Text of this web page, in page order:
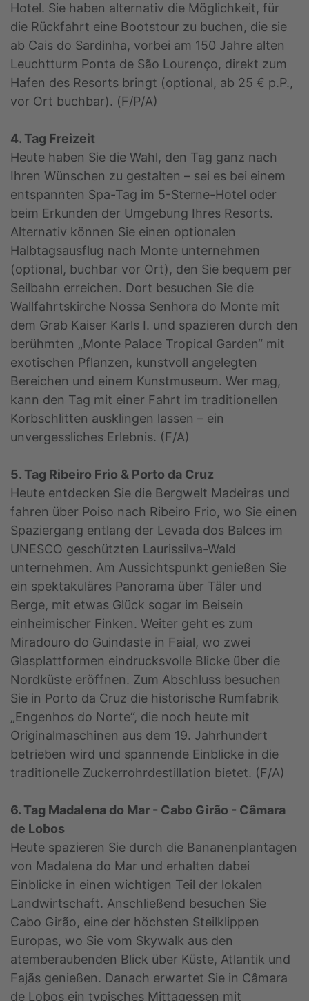
Hotel. Sie haben alternativ die Möglichkeit, für
die Rückfahrt eine Bootstour zu buchen, die sie
ab Cais do Sardinha, vorbei am 150 Jahre alten
Leuchtturm Ponta de São Lourenço, direkt zum
Hafen des Resorts bringt (optional, ab 25 € p.P.,
vor Ort buchbar). (F/P/A)
4. Tag Freizeit
Heute haben Sie die Wahl, den Tag ganz nach
Ihren Wünschen zu gestalten – sei es bei einem
entspannten Spa-Tag im 5-Sterne-Hotel oder
beim Erkunden der Umgebung Ihres Resorts.
Alternativ können Sie einen optionalen
Halbtagsausflug nach Monte unternehmen
(optional, buchbar vor Ort), den Sie bequem per
Seilbahn erreichen. Dort besuchen Sie die
Wallfahrtskirche Nossa Senhora do Monte mit
dem Grab Kaiser Karls I. und spazieren durch den
berühmten „Monte Palace Tropical Garden“ mit
exotischen Pflanzen, kunstvoll angelegten
Bereichen und einem Kunstmuseum. Wer mag,
kann den Tag mit einer Fahrt im traditionellen
Korbschlitten ausklingen lassen – ein
unvergessliches Erlebnis. (F/A)
5. Tag Ribeiro Frio & Porto da Cruz
Heute entdecken Sie die Bergwelt Madeiras und
fahren über Poiso nach Ribeiro Frio, wo Sie einen
Spaziergang entlang der Levada dos Balces im
UNESCO geschützten Laurissilva-Wald
unternehmen. Am Aussichtspunkt genießen Sie
ein spektakuläres Panorama über Täler und
Berge, mit etwas Glück sogar im Beisein
einheimischer Finken. Weiter geht es zum
Miradouro do Guindaste in Faial, wo zwei
Glasplattformen eindrucksvolle Blicke über die
Nordküste eröffnen. Zum Abschluss besuchen
Sie in Porto da Cruz die historische Rumfabrik
„Engenhos do Norte“, die noch heute mit
Originalmaschinen aus dem 19. Jahrhundert
betrieben wird und spannende Einblicke in die
traditionelle Zuckerrohrdestillation bietet. (F/A)
6. Tag Madalena do Mar - Cabo Girão - Câmara
de Lobos
Heute spazieren Sie durch die Bananenplantagen
von Madalena do Mar und erhalten dabei
Einblicke in einen wichtigen Teil der lokalen
Landwirtschaft. Anschließend besuchen Sie
Cabo Girão, eine der höchsten Steilklippen
Europas, wo Sie vom Skywalk aus den
atemberaubenden Blick über Küste, Atlantik und
Fajãs genießen. Danach erwartet Sie in Câmara
de Lobos ein typisches Mittagessen mit